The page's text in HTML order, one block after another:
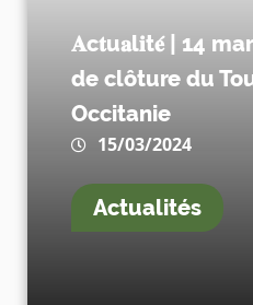
𝐀c𝐭u𝐚l𝐢t𝐞́ | 14
de clôture du
Occitanie
15/03/2024
Actualités